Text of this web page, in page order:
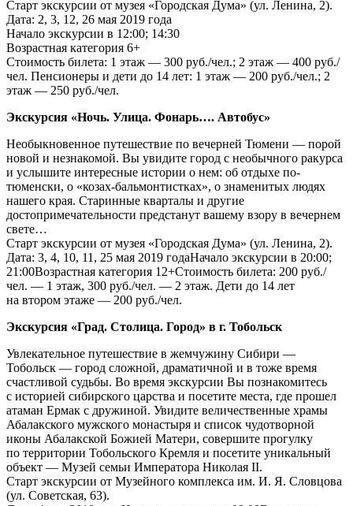
Старт экскурсии от музея «Городская Дума» (ул. Ленина, 2).
Дата: 2, 3, 12, 26 мая 2019 года
Начало экскурсии в 12:00; 14:30
Возрастная категория 6+
Стоимость билета: 1 этаж — 300 руб./чел.; 2 этаж — 400 руб./
чел. Пенсионеры и дети до 14 лет: 1 этаж — 200 руб./чел.; 2
этаж — 250 руб./чел.
Экскурсия «Ночь. Улица. Фонарь…. Автобус»
Необыкновенное путешествие по вечерней Тюмени — порой
новой и незнакомой. Вы увидите город с необычного ракурса
и услышите интересные истории о нем: об отдыхе по-
тюменски, о «козах-бальмонтистках», о знаменитых людях
нашего края. Старинные кварталы и другие
достопримечательности предстанут вашему взору в вечернем
свете…
Старт экскурсии от музея «Городская Дума» (ул. Ленина, 2).
Дата: 3, 4, 10, 11, 25 мая 2019 годаНачало экскурсии в 20:00;
21:00Возрастная категория 12+Стоимость билета: 200 руб./
чел. — 1 этаж, 300 руб./чел. — 2 этаж. Дети до 14 лет
на втором этаже — 200 руб./чел.
Экскурсия «Град. Столица. Город» в г. Тобольск
Увлекательное путешествие в жемчужину Сибири —
Тобольск — город сложной, драматичной и в тоже время
счастливой судьбы. Во время экскурсии Вы познакомитесь
с историей сибирского царства и посетите места, где прошел
атаман Ермак с дружиной. Увидите величественные храмы
Абалакского мужского монастыря и список чудотворной
иконы Абалакской Божией Матери, совершите прогулку
по территории Тобольского Кремля и посетите уникальный
объект — Музей семьи Императора Николая II.
Старт экскурсии от Музейного комплекса им. И. Я. Словцова
(ул. Советская, 63).